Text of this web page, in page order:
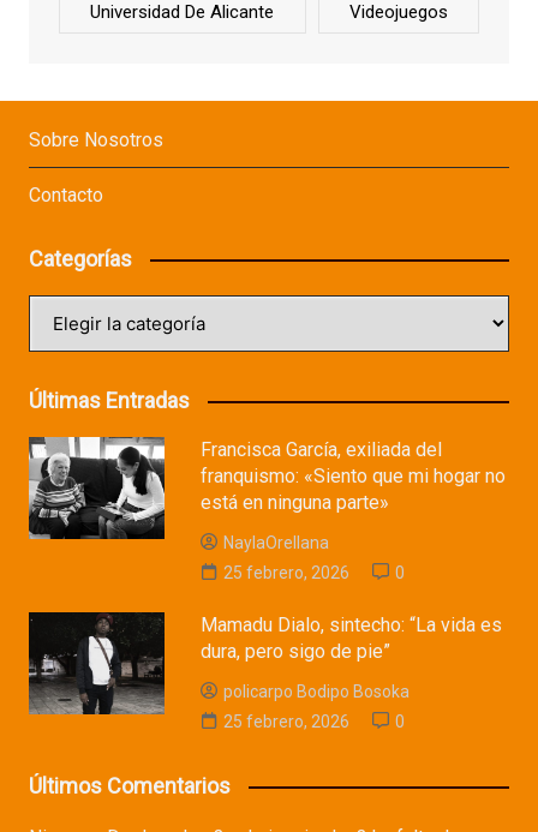
Universidad De Alicante Videojuegos
Sobre Nosotros
Contacto
Categorías
Últimas Entradas
Francisca García, exiliada del
franquismo: «Siento que mi hogar no
está en ninguna parte»
NaylaOrellana
25 febrero, 2026
0
Mamadu Dialo, sintecho: “La vida es
dura, pero sigo de pie”
policarpo Bodipo Bosoka
25 febrero, 2026
0
Últimos Comentarios